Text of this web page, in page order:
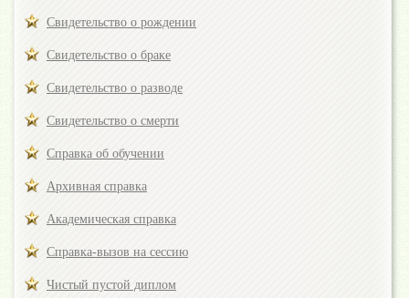
Свидетельство о рождении
Свидетельство о браке
Свидетельство о разводе
Свидетельство о смерти
Справка об обучении
Архивная справка
Академическая справка
Справка-вызов на сессию
Чистый пустой диплом